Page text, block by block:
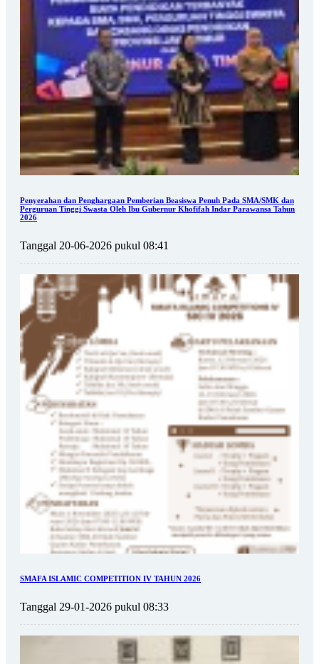
Penyerahan dan Penghargaan Pemberian Beasiswa Penuh Pada SMA/SMK dan
Perguruan Tinggi Swasta Oleh Ibu Gubernur Khofifah Indar Parawansa Tahun
2026
Tanggal 20-06-2026 pukul 08:41
SMAFA ISLAMIC COMPETITION IV TAHUN 2026
Tanggal 29-01-2026 pukul 08:33